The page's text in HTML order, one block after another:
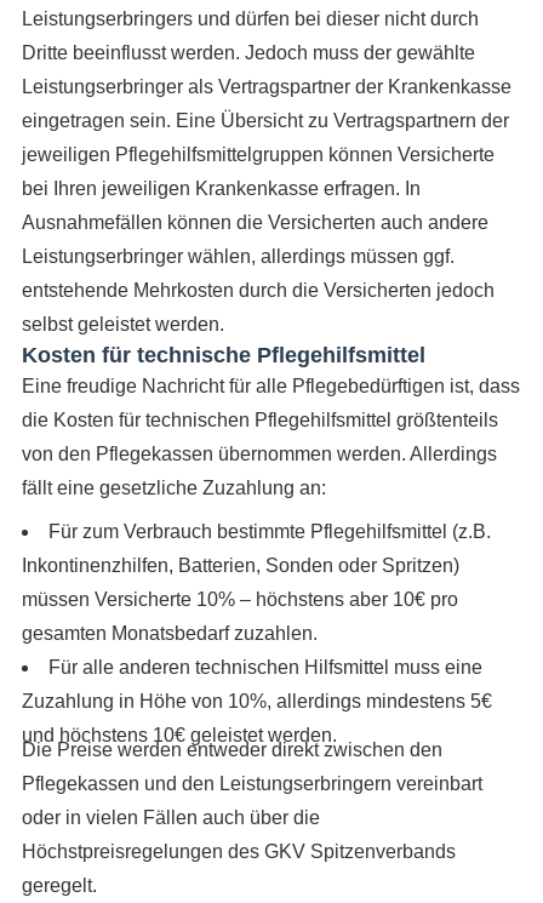
Leistungserbringers und dürfen bei dieser nicht durch
Dritte beeinflusst werden. Jedoch muss der gewählte
Leistungserbringer als Vertragspartner der Krankenkasse
eingetragen sein. Eine Übersicht zu Vertragspartnern der
jeweiligen Pflegehilfsmittelgruppen können Versicherte
bei Ihren jeweiligen Krankenkasse erfragen. In
Ausnahmefällen können die Versicherten auch andere
Leistungserbringer wählen, allerdings müssen ggf.
entstehende Mehrkosten durch die Versicherten jedoch
selbst geleistet werden.
Kosten für technische Pflegehilfsmittel
Eine freudige Nachricht für alle Pflegebedürftigen ist, dass
die Kosten für technischen Pflegehilfsmittel größtenteils
von den Pflegekassen übernommen werden. Allerdings
fällt eine gesetzliche Zuzahlung an:
Für zum Verbrauch bestimmte Pflegehilfsmittel (z.B.
Inkontinenzhilfen, Batterien, Sonden oder Spritzen)
müssen Versicherte 10% – höchstens aber 10€ pro
gesamten Monatsbedarf zuzahlen.
Für alle anderen technischen Hilfsmittel muss eine
Zuzahlung in Höhe von 10%, allerdings mindestens 5€
und höchstens 10€ geleistet werden.
Die Preise werden entweder direkt zwischen den
Pflegekassen und den Leistungserbringern vereinbart
oder in vielen Fällen auch über die
Höchstpreisregelungen des GKV Spitzenverbands
geregelt.